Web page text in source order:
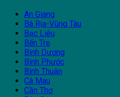
An Giang
Bà Rịa-Vũng Tàu
Bạc Liêu
Bến Tre
Bình Dương
Bình Phước
Bình Thuận
Cà Mau
Cần Thơ